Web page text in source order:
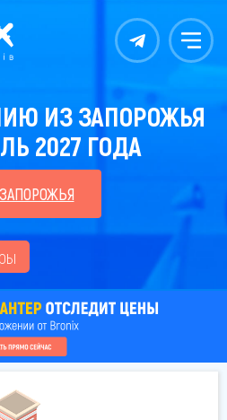
Контакты Меню
ИЗ ЗАПОРОЖЬЯ
2027 ГОДА